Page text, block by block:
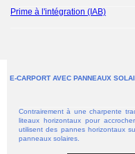
Prime à l'intégration (IAB)
E-CARPORT AVEC PANNEAUX
Contrairement à une charpente
liteaux horizontaux pour
utilisent des pannes horizontaux
panneaux solaires.